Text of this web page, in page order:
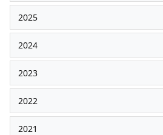
2025
2024
2023
2022
2021